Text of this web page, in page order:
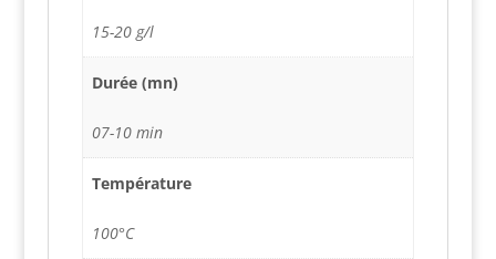
15-20 g/l
Durée (mn)
07-10 min
Température
100°C